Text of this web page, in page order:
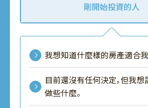
剛開始投資的人
我想知道什麼樣的房產適合我
目前還沒有任何決定，但我
做些什麼。